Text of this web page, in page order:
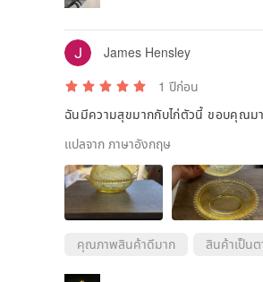
James Hensley
1 ปีก่อน
ฉันมีความสุขมากกับไก่ตัวนี้ ขอบคุณม
แปลจาก ภาษาอังกฤษ
คุณภาพสินค้าดีมาก สินค้าเป็น